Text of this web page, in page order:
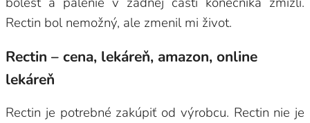
Rectin bol nemožný, ale zmenil mi život.
Rectin – cena, lekáreň, amazon, online
lekáreň
Rectin je potrebné zakúpiť od výrobcu. Rectin nie je